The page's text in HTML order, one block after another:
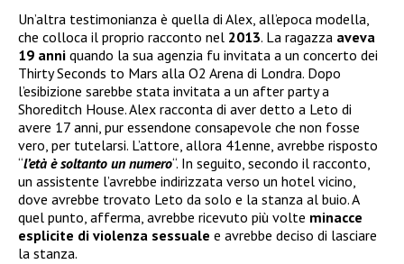
Un’altra testimonianza è quella di Alex, all’epoca modella,
che colloca il proprio racconto nel 2013. La ragazza aveva
19 anni quando la sua agenzia fu invitata a un concerto dei
Thirty Seconds to Mars alla O2 Arena di Londra. Dopo
l’esibizione sarebbe stata invitata a un after party a
Shoreditch House. Alex racconta di aver detto a Leto di
avere 17 anni, pur essendone consapevole che non fosse
vero, per tutelarsi. L’attore, allora 41enne, avrebbe risposto
“l’età è soltanto un numero“. In seguito, secondo il racconto,
un assistente l’avrebbe indirizzata verso un hotel vicino,
dove avrebbe trovato Leto da solo e la stanza al buio. A
quel punto, afferma, avrebbe ricevuto più volte minacce
esplicite di violenza sessuale e avrebbe deciso di lasciare
la stanza.